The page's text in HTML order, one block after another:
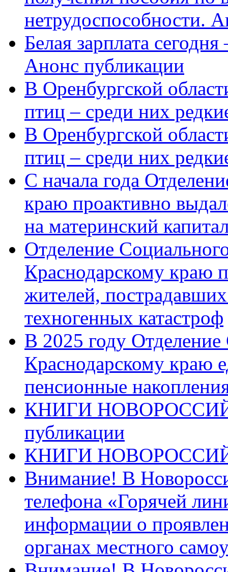
нетрудоспособности.
Белая зарплата
Анонс публикации
В Оренбургской
птиц – среди них
В Оренбургской
птиц – среди них
С начала года
краю проактивно
на материнский
Отделение
Краснодарскому краю
жителей,
техногенных катастроф
В 2025 году
Краснодарскому краю
пенсионные
КНИГИ
публикации
КНИГИ
Внимание! В
телефона «Горячей
информации о
органах местного